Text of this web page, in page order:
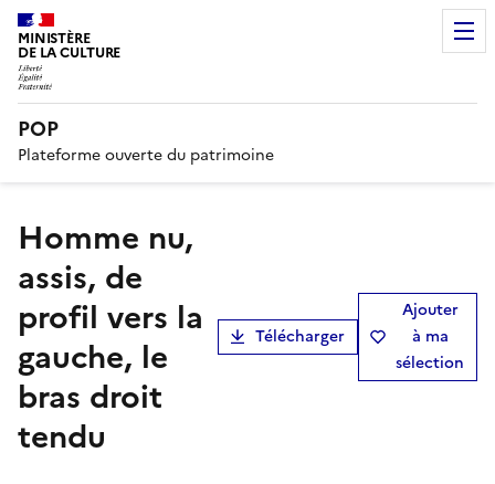
MINISTÈRE
DE LA CULTURE
POP
Plateforme ouverte du patrimoine
Homme nu,
assis, de
profil vers la
gauche, le
bras droit
tendu
Télécharger
Ajouter
à ma
sélection